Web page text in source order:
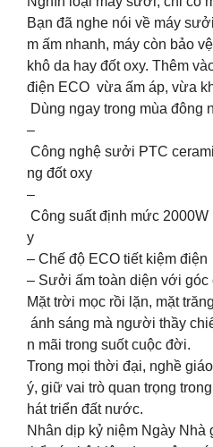
Bạn đã nghe nói về máy
m ấm nhanh, máy còn bảo
khô da hay đốt oxy. Thêm
điện ECO vừa ấm áp, vừa
Dùng ngay trong mùa đông
–
Công nghệ sưởi PTC
ng đốt oxy
–
Công suất định mức 2000W
y
– Chế độ ECO tiết kiệm điện
– Sưởi ấm toàn diện với góc
Mặt trời mọc rồi lặn, mặt
ánh sáng mà người thầy
n mãi trong suốt cuộc đời.
Trong mọi thời đại, nghề
ý, giữ vai trò quan trọng
hát triển đất nước.
Nhân dịp kỷ niệm Ngày Nhà